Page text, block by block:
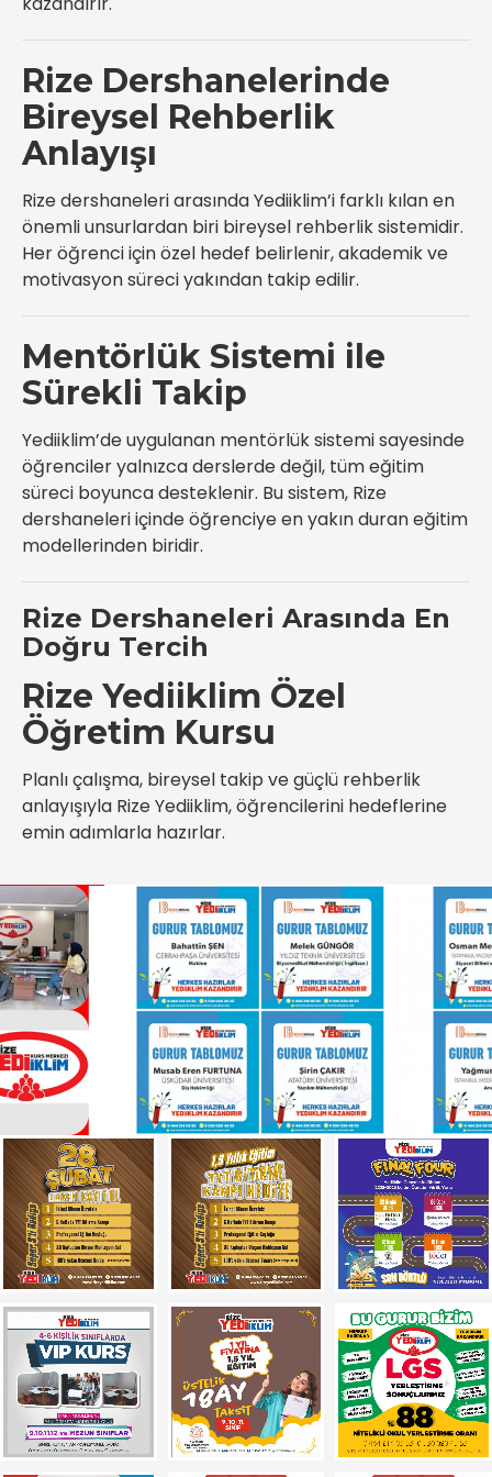
Rize Dershanelerinde
Bireysel Rehberlik
Anlayışı
Rize dershaneleri arasında Yediiklim’i farklı kılan en
önemli unsurlardan biri bireysel rehberlik sistemidir.
Her öğrenci için özel hedef belirlenir, akademik ve
motivasyon süreci yakından takip edilir.
Mentörlük Sistemi ile
Sürekli Takip
Yediiklim’de uygulanan mentörlük sistemi sayesinde
öğrenciler yalnızca derslerde değil, tüm eğitim
süreci boyunca desteklenir. Bu sistem, Rize
dershaneleri içinde öğrenciye en yakın duran eğitim
modellerinden biridir.
Rize Dershaneleri Arasında En
Doğru Tercih
Rize Yediiklim Özel
Öğretim Kursu
Planlı çalışma, bireysel takip ve güçlü rehberlik
anlayışıyla Rize Yediiklim, öğrencilerini hedeflerine
emin adımlarla hazırlar.